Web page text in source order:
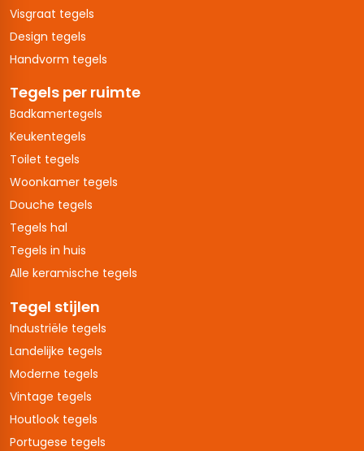
Visgraat tegels
Design tegels
Handvorm tegels
Tegels per ruimte
Badkamertegels
Keukentegels
Toilet tegels
Woonkamer tegels
Douche tegels
Tegels hal
Tegels in huis
Alle keramische tegels
Tegel stijlen
Industriële tegels
Landelijke tegels
Moderne tegels
Vintage tegels
Houtlook tegels
Portugese tegels